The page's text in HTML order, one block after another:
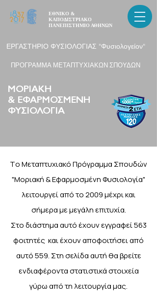
ΠΡΟΓΡΑΜΜΑ ΜΕΤΑΠΤΥΧΙΑΚΩΝ ΣΠΟΥΔΩΝ
ΕΘΝΙΚΟ &
ΚΑΠΟΔΙΣΤΡΙΑΚΟ
ΠΑΝΕΠΙΣΤΗΜΙΟ ΑΘΗΝΩΝ
ΕΡΓΑΣΤΗΡΙΟ ΦΥΣΙΟΛΟΓΙΑΣ "Φυσιολογείον"
ΜΟΡΙΑΚΗ
& ΕΦΑΡΜΟΣΜΕΝΗ
ΦΥΣΙΟΛΟΓΙΑ
ΠΑΡΑΤΑΣΗ ΥΠΟΒΟΛΗΣ ΑΙΤΗΣΕΩΝ ΕΩΣ
14/9/2026
Tο Μεταπτυχιακό Πρόγραμμα Σπουδών
"Μοριακή & Εφαρμοσμένη Φυσιολογία"
λειτουργεί από το 2009 μέχρι και
σήμερα με μεγάλη επιτυχία.
Στο διάστημα αυτό έχουν εγγραφεί 563
φοιτητές και έχουν αποφοιτήσει από
αυτό 559. Στη σελίδα αυτή θα βρείτε
ενδιαφέροντα στατιστικά στοιχεία
γύρω από τη λειτουργία μας.